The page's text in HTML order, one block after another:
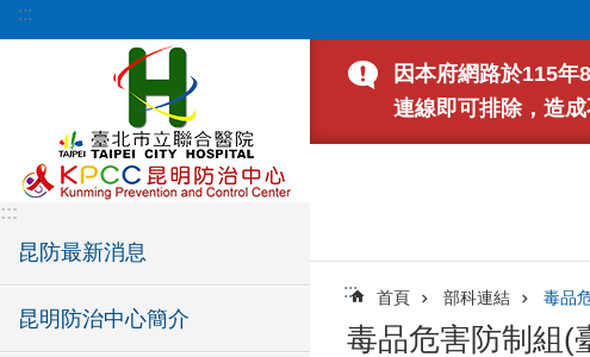
跳到主要內容區塊
:::
:::
昆防最新消息
昆明防治中心簡介
因本府網路於115
連線即可排除，造成
::: 首頁 部科連結 毒品
毒品危害防制組(